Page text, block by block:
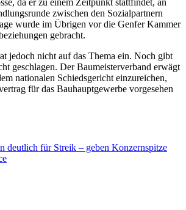
zwischen den Sozialpartnern
wurde im Übrigen vor die Genfer Kammer
gebracht.
jedoch nicht auf das Thema ein. Noch gibt
geschlagen. Der Baumeisterverband erwägt
nationalen Schiedsgericht einzureichen,
für das Bauhauptgewerbe vorgesehen
deutlich für Streik – geben Konzernspitze